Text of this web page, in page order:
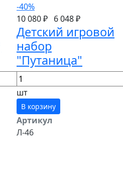
-40%
10 080 ₽ 6 048 ₽
Детский игровой
набор
"Путаница"
шт
В корзину
Артикул
Л-46